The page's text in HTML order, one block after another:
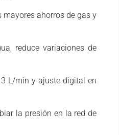
ahorros de gas y
reduce variaciones de
L/min y ajuste digital en
la presión en la red de